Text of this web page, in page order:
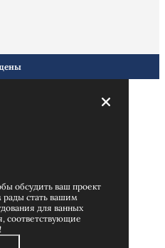
обсудить ваш проект
стать вашим
для ванных
соответствующие